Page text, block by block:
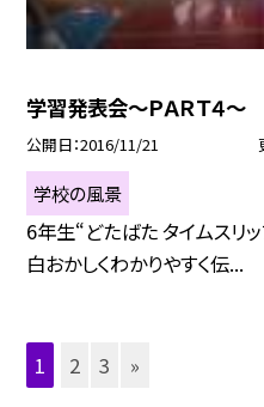
学習発表会〜ＰＡＲＴ４〜
公開日 2016/11/21
学校の風景
6年生“どたばた タイムスリ
白おかしくわかりやすく伝...
1 2 3 »